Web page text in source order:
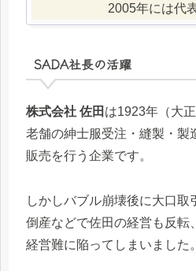
2005年には代表
SADA社長の活躍
株式会社 佐田 は1923年（大
老舗の紳士服受注・縫製・製
販売を行う企業です。
しかしバブル崩壊後に大口取
倒産などで佐田の経営も反転、
経営難に陥ってしまいました。